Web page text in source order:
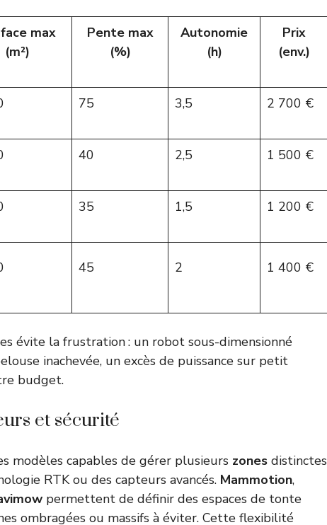
max
(m²)
Pente max
(%)
Autonomie
(h)
Prix
(env.)
75 3,5 2 700 €
40 2,5 1 500 €
35 1,5 1 200 €
45 2 1 400 €
évite la frustration : un robot sous-dimensionné
inachevée, un excès de puissance sur petit
budget.
et sécurité
modèles capables de gérer plusieurs zones distinctes
RTK ou des capteurs avancés. Mammotion,
permettent de définir des espaces de tonte
ombragées ou massifs à éviter. Cette flexibilité